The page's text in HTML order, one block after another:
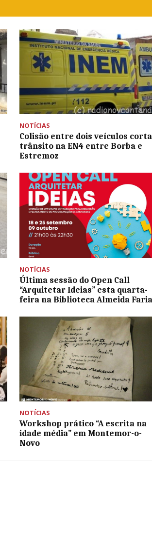
NOTÍCIAS
Colisão entre dois veículos corta
trânsito na EN4 entre Borba e
Estremoz
NOTÍCIAS
Última sessão do Open Call
“Arquitetar Ideias” esta quarta-
feira na Biblioteca Almeida Faria
NOTÍCIAS
Workshop prático “A escrita na
idade média” em Montemor-o-
Novo